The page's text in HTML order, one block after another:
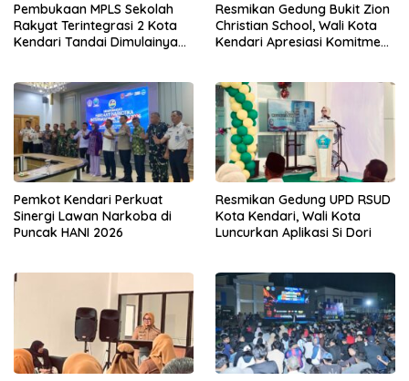
Pembukaan MPLS Sekolah
Rakyat Terintegrasi 2 Kota
Kendari Tandai Dimulainya
Resmikan Gedung Bukit Zion
Christian School, Wali Kota
Kendari Apresiasi Komitmen
Pemkot Kendari Perkuat
Sinergi Lawan Narkoba di
Puncak HANI 2026
Resmikan Gedung UPD RSUD
Kota Kendari, Wali Kota
Luncurkan Aplikasi Si Dori